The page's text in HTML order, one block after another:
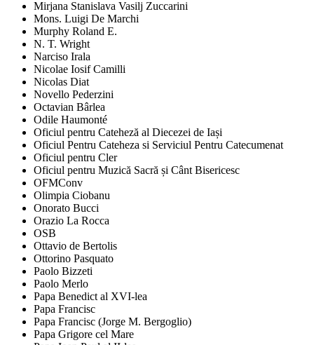
Mirjana Stanislava Vasilj Zuccarini
Mons. Luigi De Marchi
Murphy Roland E.
N. T. Wright
Narciso Irala
Nicolae Iosif Camilli
Nicolas Diat
Novello Pederzini
Octavian Bârlea
Odile Haumonté
Oficiul pentru Cateheză al Diecezei de Iași
Oficiul Pentru Cateheza si Serviciul Pentru Catecumenat
Oficiul pentru Cler
Oficiul pentru Muzică Sacră și Cânt Bisericesc
OFMConv
Olimpia Ciobanu
Onorato Bucci
Orazio La Rocca
OSB
Ottavio de Bertolis
Ottorino Pasquato
Paolo Bizzeti
Paolo Merlo
Papa Benedict al XVI-lea
Papa Francisc
Papa Francisc (Jorge M. Bergoglio)
Papa Grigore cel Mare